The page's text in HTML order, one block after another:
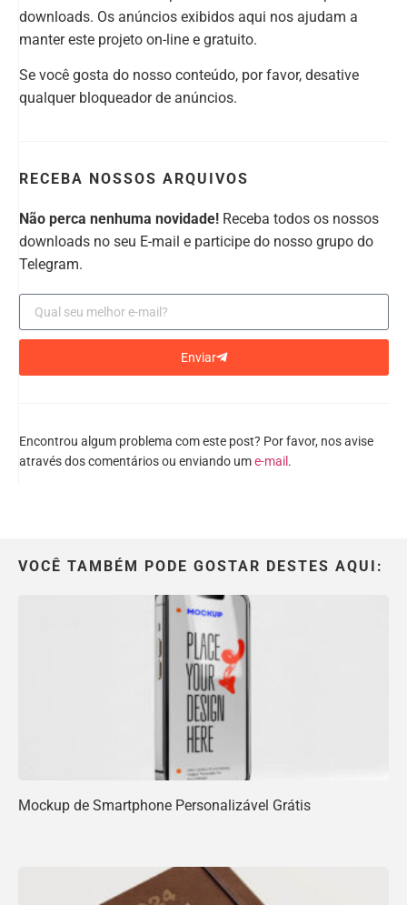
downloads. Os anúncios exibidos aqui nos ajudam a
manter este projeto on-line e gratuito.
Se você gosta do nosso conteúdo, por favor, desative
qualquer bloqueador de anúncios.
RECEBA NOSSOS ARQUIVOS
Não perca nenhuma novidade! Receba todos os nossos
downloads no seu E-mail e participe do nosso grupo do
Telegram.
Enviar
Encontrou algum problema com este post? Por favor, nos avise
através dos comentários ou enviando ume-mail .
VOCÊ TAMBÉM PODE GOSTAR DESTES AQUI:
Mockup de Smartphone Personalizável Grátis